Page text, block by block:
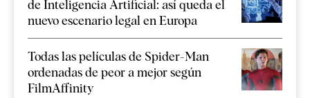
de Inteligencia Artificial: así queda el
nuevo escenario legal en Europa
Todas las películas de Spider-Man
ordenadas de peor a mejor según
FilmAffinity